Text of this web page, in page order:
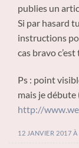
publies un
Si par hasard
instructions
cas bravo
Ps : point
mais je débute
http://
12 JANVIER 2017